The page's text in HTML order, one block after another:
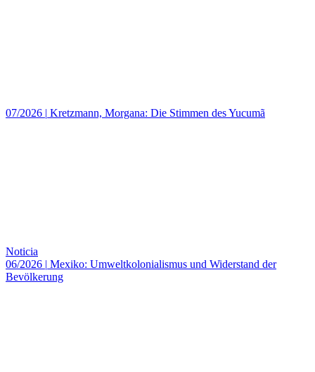
07/2026 | Kretzmann, Morgana: Die Stimmen des Yucumã
Noticia
06/2026 | Mexiko: Umweltkolonialismus und Widerstand der
Bevölkerung